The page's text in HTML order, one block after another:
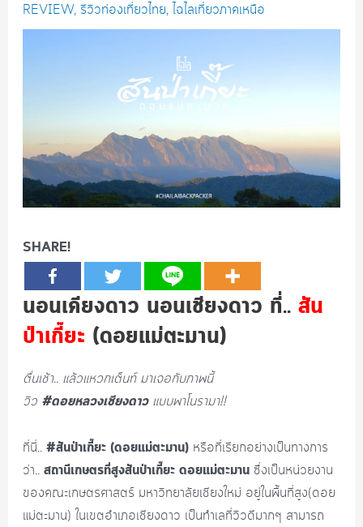
REVIEW, รีวิวท่องเที่ยวไทย, ไฉไลเที่ยวภาคเหนือ
SHARE!
นอนเคียงดาว นอนเชียงดาว ที่.. สัน
ป่าเกี๊ยะ (ดอยแม่ตะมาน)
ตื่นเช้า.. แล้วแหวกเต็นท์ มาเจอกับภาพนี้
วิว #ดอยหลวงเชียงดาวแบบพาโนรามา!!
ที่นี่.. #สันป่าเกี๊ยะ (ดอยแม่ตะมาน)หรือที่เรียกอย่างเป็นทางการ
ว่า..สถานีเกษตรที่สูงสันป่าเกี๊ยะ ดอยแม่ตะมานซึ่งเป็นหน่วยงาน
ของคณะเกษตรศาสตร์ มหาวิทยาลัยเชียงใหม่ อยู่ในพื้นที่สูง(ดอย
แม่ตะมาน) ในเขตอำเภอเชียงดาว เป็นทำเลที่วิวดีมากๆ สามารถ